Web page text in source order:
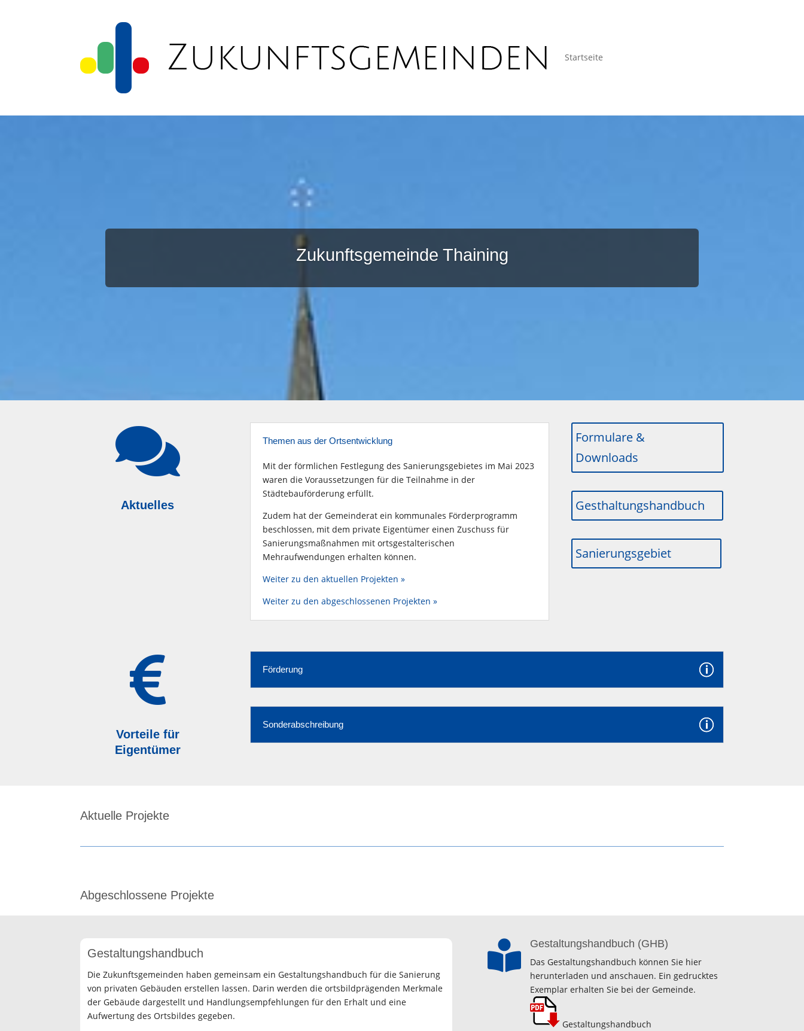
Startseite
Zukunftsgemeinde Thaining

Aktuelles
Themen aus der Ortsentwicklung
Mit der förmlichen Festlegung des Sanierungsgebietes im Mai 2023
waren die Voraussetzungen für die Teilnahme in der
Städtebauförderung erfüllt.
Zudem hat der Gemeinderat ein kommunales Förderprogramm
beschlossen, mit dem private Eigentümer einen Zuschuss für
Sanierungsmaßnahmen mit ortsgestalterischen
Mehraufwendungen erhalten können.
Weiter zu den aktuellen Projekten »
Weiter zu den abgeschlossenen Projekten »
Formulare &
Downloads
Gesthaltungshandbuch
Sanierungsgebiet

Vorteile für
Eigentümer
Förderung
Sonderabschreibung
Aktuelle Projekte
Abgeschlossene Projekte
Gestaltungshandbuch
Die Zukunftsgemeinden haben gemeinsam ein Gestaltungshandbuch für die Sanierung
von privaten Gebäuden erstellen lassen. Darin werden die ortsbildprägenden Merkmale
der Gebäude dargestellt und Handlungsempfehlungen für den Erhalt und eine
Aufwertung des Ortsbildes gegeben.
 Gestaltungshandbuch (GHB)
Das Gestaltungshandbuch können Sie hier
herunterladen und anschauen. Ein gedrucktes
Exemplar erhalten Sie bei der Gemeinde.
Gestaltungshandbuch